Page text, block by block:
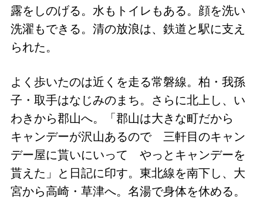
露をしのげる。水もトイレもある。顔を洗い
洗濯もできる。清の放浪は、鉄道と駅に支え
られた。
よく歩いたのは近くを走る常磐線。柏・我孫
子・取手はなじみのまち。さらに北上し、い
わきから郡山へ。「郡山は大きな町だから
キャンデーが沢山あるので 三軒目のキャン
デー屋に貰いにいって やっとキャンデーを
貰えた」と日記に印す。東北線を南下し、大
宮から高崎・草津へ。名湯で身体を休める。